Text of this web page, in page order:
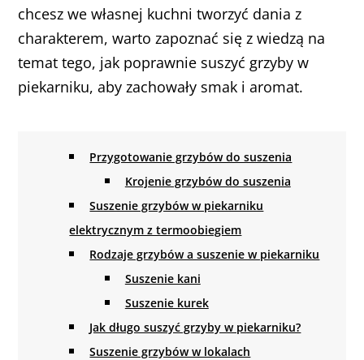
chcesz we własnej kuchni tworzyć dania z
charakterem, warto zapoznać się z wiedzą na
temat tego, jak poprawnie suszyć grzyby w
piekarniku, aby zachowały smak i aromat.
Przygotowanie grzybów do suszenia
Krojenie grzybów do suszenia
Suszenie grzybów w piekarniku
elektrycznym z termoobiegiem
Rodzaje grzybów a suszenie w piekarniku
Suszenie kani
Suszenie kurek
Jak długo suszyć grzyby w piekarniku?
Suszenie grzybów w lokalach